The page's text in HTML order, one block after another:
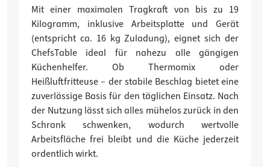
Mit einer maximalen Tragkraft von bis zu 19
Kilogramm, inklusive Arbeitsplatte und Gerät
(entspricht ca. 16 kg Zuladung), eignet sich der
ChefsTable ideal für nahezu alle gängigen
Küchenhelfer. Ob Thermomix oder
Heißluftfritteuse – der stabile Beschlag bietet eine
zuverlässige Basis für den täglichen Einsatz. Nach
der Nutzung lässt sich alles mühelos zurück in den
Schrank schwenken, wodurch wertvolle
Arbeitsfläche frei bleibt und die Küche jederzeit
ordentlich wirkt.